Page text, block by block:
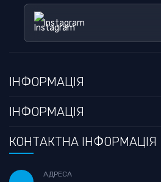
Instagram
ІНФОРМАЦІЯ
ІНФОРМАЦІЯ
КОНТАКТНА ІНФОРМАЦІЯ
АДРЕСА